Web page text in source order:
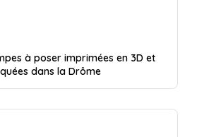
à poser imprimées en 3D et
dans la Drôme